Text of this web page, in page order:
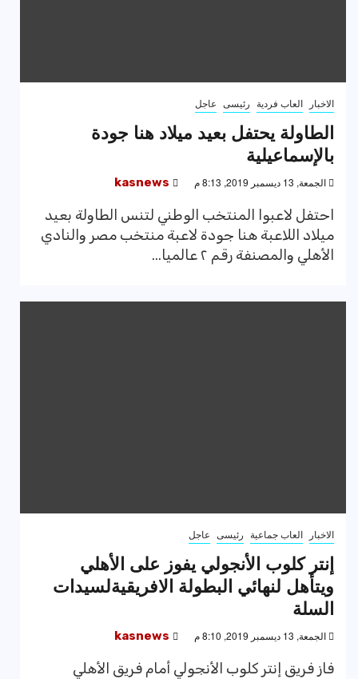
الاخبار العاب فردية رئيسى عاجل
الطاولة يحتفل بعيد ميلاد هنا جودة
بالإسماعيلية
الجمعة, 13 ديسمبر 2019, 8:13 م kasnews
احتفل لاعبوا المنتخب الوطني لتنس الطاولة بعيد
ميلاد اللاعبة هنا جودة لاعبة منتخب مصر والنادي
الأهلي والمصنفة رقم ٢ عالميا...
الاخبار العاب جماعية رئيسى عاجل
إنتر كلوب الأنجولي يفوز على الأهلي
ويتأهل لنهائي البطولة الافريقيةلسيدات
السلة
الجمعة, 13 ديسمبر 2019, 8:10 م kasnews
فاز فريق إنتر كلوب الأنجولي أمام فريق الأهلي